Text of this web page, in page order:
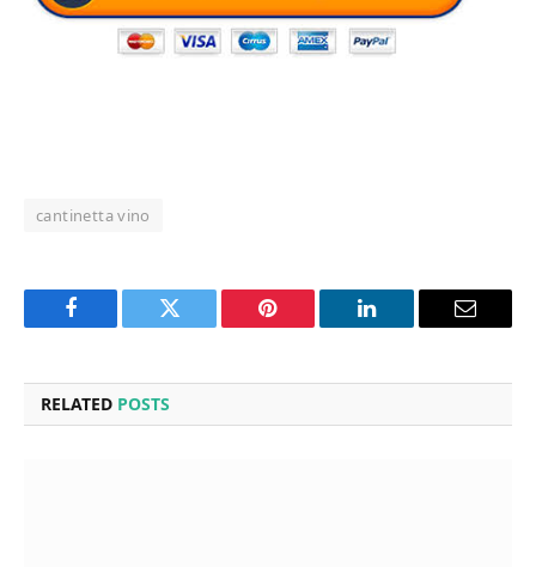
cantinetta vino
Facebook Twitter Pinterest LinkedIn Email
RELATED POSTS